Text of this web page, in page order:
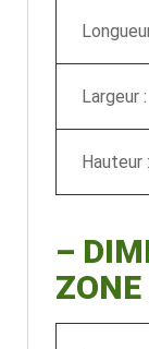
Largeur :
Hauteur :
–
ZONE